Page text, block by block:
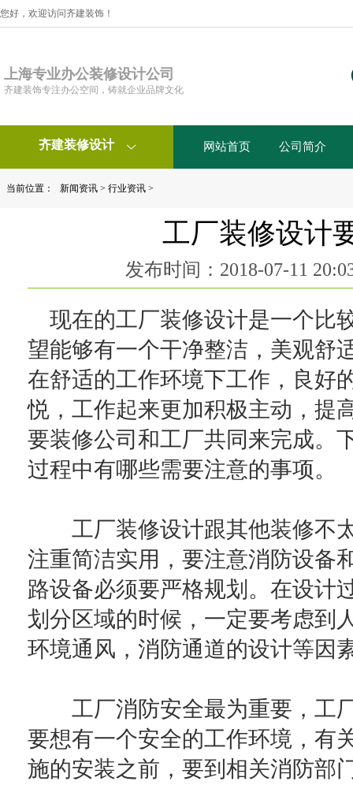
您好，欢迎访问齐建装饰！
上海专业办公装修设计公司
齐建装饰专注办公空间，铸就企业品牌文化
齐建装修设计  网站首页 公司简介
当前位置： 新闻资讯 > 行业资讯 >
工厂装修设计
发布时间：2018-07-11
现在的工厂装修设计是一个比
望能够有一个干净整洁，美观舒
在舒适的工作环境下工作，良好
悦，工作起来更加积极主动，提
要装修公司和工厂共同来完成。
过程中有哪些需要注意的事项。
工厂装修设计跟其他装修不
注重简洁实用，要注意消防设备
路设备必须要严格规划。在设计
划分区域的时候，一定要考虑到
环境通风，消防通道的设计等因
工厂消防安全最为重要，工
要想有一个安全的工作环境，有
施的安装之前，要到相关消防部